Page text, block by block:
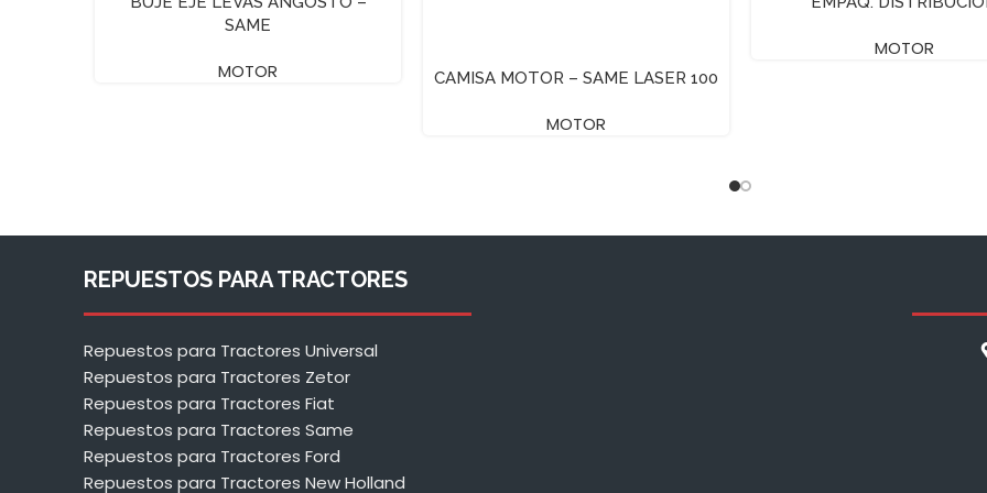
SAME
MOTOR CAMISA MOTOR – SAME LASER 100
MOTOR
MOTOR
REPUESTOS PARA TRACTORES
Repuestos para Tractores Universal
Repuestos para Tractores Zetor
Repuestos para Tractores Fiat
Repuestos para Tractores Same
Repuestos para Tractores Ford
Repuestos para Tractores New Holland